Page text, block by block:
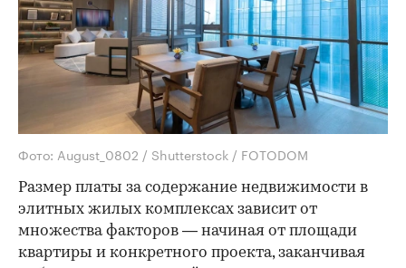
Фото: August_0802 / Shutterstock / FOTODOM
Размер платы за содержание недвижимости в
элитных жилых комплексах зависит от
множества факторов — начиная от площади
квартиры и конкретного проекта, заканчивая